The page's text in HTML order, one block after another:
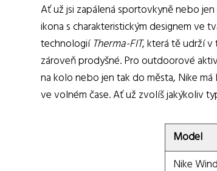
Ať už jsi zapálená sportovkyně nebo
ikona s charakteristickým designem ve
technologií Therma-FIT, která tě udrží v
zároveň prodyšné. Pro outdoorové
na kolo nebo jen tak do města, Nike
ve volném čase. Ať už zvolíš jakýkoliv
Model
Nike